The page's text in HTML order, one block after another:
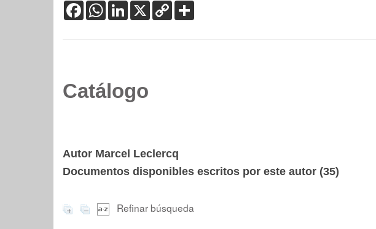
FacebookWhatsApp
LinkedIn
X Copy
Link
Catálogo
Autor Marcel Leclercq
Documentos disponibles escritos por este autor (35)
Refinar búsqueda